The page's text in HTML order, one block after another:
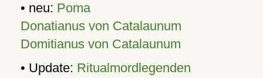
• neu: Poma
Donatianus von Catalaunum
Domitianus von Catalaunum
• Update: Ritualmordlegenden